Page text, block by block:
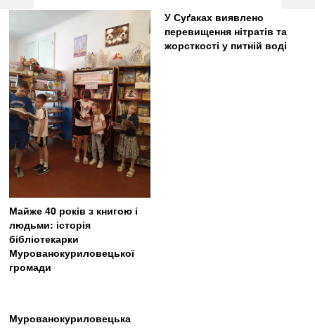
Майже 40 років з книгою і
людьми: історія
бібліотекарки
Мурованокуриловецької
громади
У Суґаках виявлено
перевищення нітратів та
жорсткості у питній воді
Мурованокуриловецька